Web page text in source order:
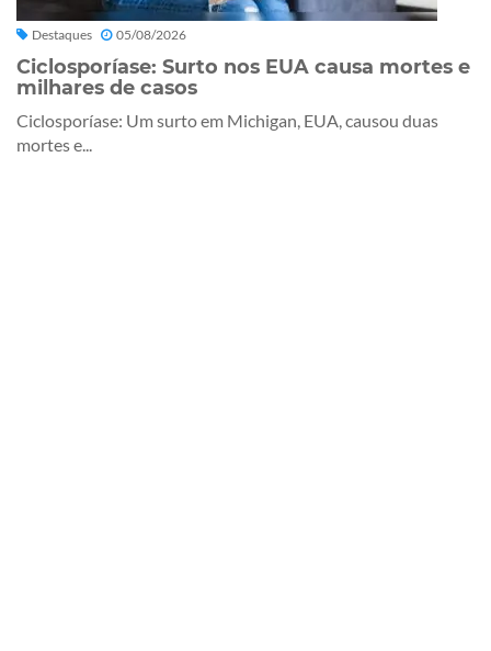
Destaques 05/08/2026
Ciclosporíase: Surto nos EUA causa mortes e
milhares de casos
Ciclosporíase: Um surto em Michigan, EUA, causou duas
mortes e...